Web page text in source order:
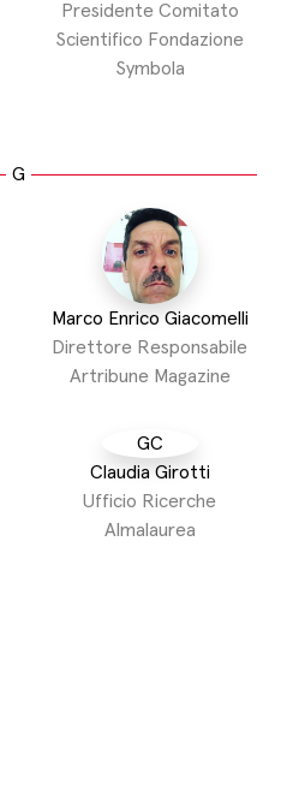
Presidente Comitato
Scientifico Fondazione
Symbola
G
Marco Enrico Giacomelli
Direttore Responsabile
Artribune Magazine
GC
Claudia Girotti
Ufficio Ricerche
Almalaurea